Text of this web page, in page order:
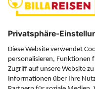
Über uns
Service
Folgen Sie